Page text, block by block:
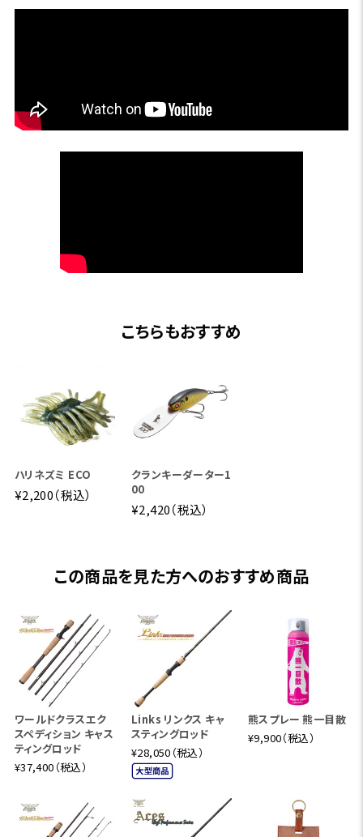
こちらもおすすめ
ハリネズミ ECO
¥2,200（税込）
クランキーダーター1
00
¥2,420（税込）
この商品を見た方へのおすすめ商品
ワールドクラスエク
スペディション キャス
ティングロッド
¥37,400（税込）
Links リンクス キャ
スティングロッド
¥28,050（税込）
熊スプレー 熊一目散
¥9,900（税込）